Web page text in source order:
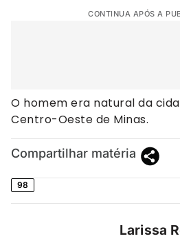
CONTINUA APÓS A
O homem era natural da
Centro-Oeste de Minas.
Compartilhar matéria
98
Larissa